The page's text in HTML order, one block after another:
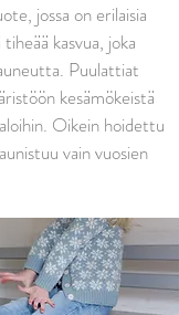
jossa on erilaisia
kasvua, joka
Puulattiat
kesämökeistä
Oikein hoidettu
vain vuosien